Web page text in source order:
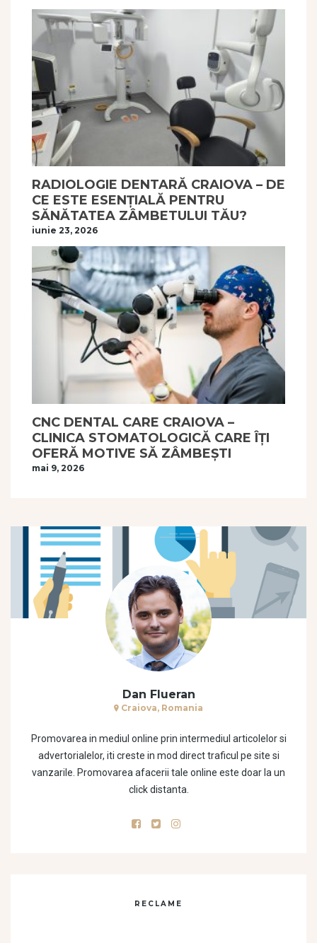
RADIOLOGIE DENTARĂ CRAIOVA – DE
CE ESTE ESENȚIALĂ PENTRU
SĂNĂTATEA ZÂMBETULUI TĂU?
iunie 23, 2026
CNC DENTAL CARE CRAIOVA –
CLINICA STOMATOLOGICĂ CARE ÎȚI
OFERĂ MOTIVE SĂ ZÂMBEȘTI
mai 9, 2026
Dan Flueran
Craiova, Romania
Promovarea in mediul online prin intermediul articolelor si
advertorialelor, iti creste in mod direct traficul pe site si
vanzarile. Promovarea afacerii tale online este doar la un
click distanta.
RECLAME